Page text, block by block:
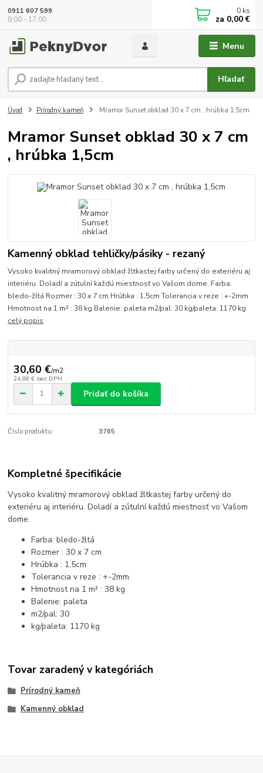
Menu
Hľadať
0911 607 599
8:00 - 17:00
0 ks
za 0,00 €
Úvod Prírodný kameň Mramor Sunset obklad 30 x 7 cm , hrúbka 1,5cm
Mramor Sunset obklad 30 x 7 cm
, hrúbka 1,5cm
Kamenný obklad tehličky/pásiky - rezaný
Vysoko kvalitný mramorový obklad žltkastej farby určený do exteriéru aj
interiéru. Doladí a zútulní každú miestnosť vo Vašom dome. Farba:
bledo-žltá Rozmer : 30 x 7 cm Hrúbka : 1,5cm Tolerancia v reze : +-2mm
Hmotnost na 1 m² : 38 kg Balenie: paleta m2/pal: 30 kg/paleta: 1170 kg
celý popis
30,60 €/m2
24,88 € bez DPH
Pridať do košíka
Číslo produktu: 3765
Kompletné špecifikácie
Vysoko kvalitný mramorový obklad žltkastej farby určený do
exteriéru aj interiéru. Doladí a zútulní každú miestnosť vo Vašom
dome.
Farba: bledo-žltá
Rozmer : 30 x 7 cm
Hrúbka : 1,5cm
Tolerancia v reze : +-2mm
Hmotnost na 1 m² : 38 kg
Balenie: paleta
m2/pal: 30
kg/paleta: 1170 kg
Tovar zaradený v kategóriách
Prírodný kameň
Kamenný obklad